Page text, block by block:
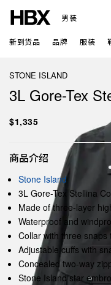
男装
新到货品 品牌 服装
STONE ISLAND
3L Gore-Tex
$1,335
商品介绍
Stone Island
3L Gore-Tex Stellina
Made of three-layer
Waterproof and
Collar with three snaps
Adjustable cuffs with
Concealed two-way
Stone Island star